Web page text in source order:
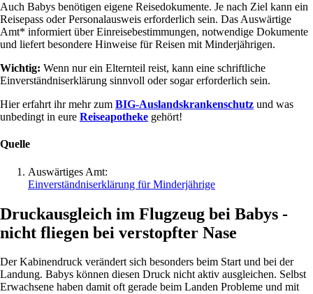
Auch Babys benötigen eigene Reisedokumente. Je nach Ziel kann ein
Reisepass oder Personalausweis erforderlich sein. Das Auswärtige
Amt* informiert über Einreisebestimmungen, notwendige Dokumente
und liefert besondere Hinweise für Reisen mit Minderjährigen.
Wichtig: Wenn nur ein Elternteil reist, kann eine schriftliche
Einverständniserklärung sinnvoll oder sogar erforderlich sein.
Hier erfahrt ihr mehr zum BIG-Auslandskrankenschutz und was
unbedingt in eure Reiseapotheke gehört!
Quelle
Auswärtiges Amt:
Einverständniserklärung für Minderjährige
Druckausgleich im Flugzeug bei Babys -
nicht fliegen bei verstopfter Nase
Der Kabinendruck verändert sich besonders beim Start und bei der
Landung. Babys können diesen Druck nicht aktiv ausgleichen. Selbst
Erwachsene haben damit oft gerade beim Landen Probleme und mit